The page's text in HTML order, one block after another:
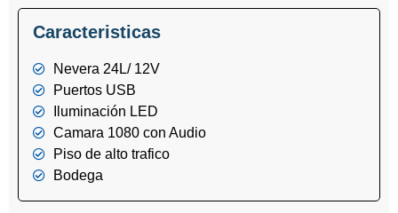
Caracteristicas
Nevera 24L/ 12V
Puertos USB
Iluminación LED
Camara 1080 con Audio
Piso de alto trafico
Bodega